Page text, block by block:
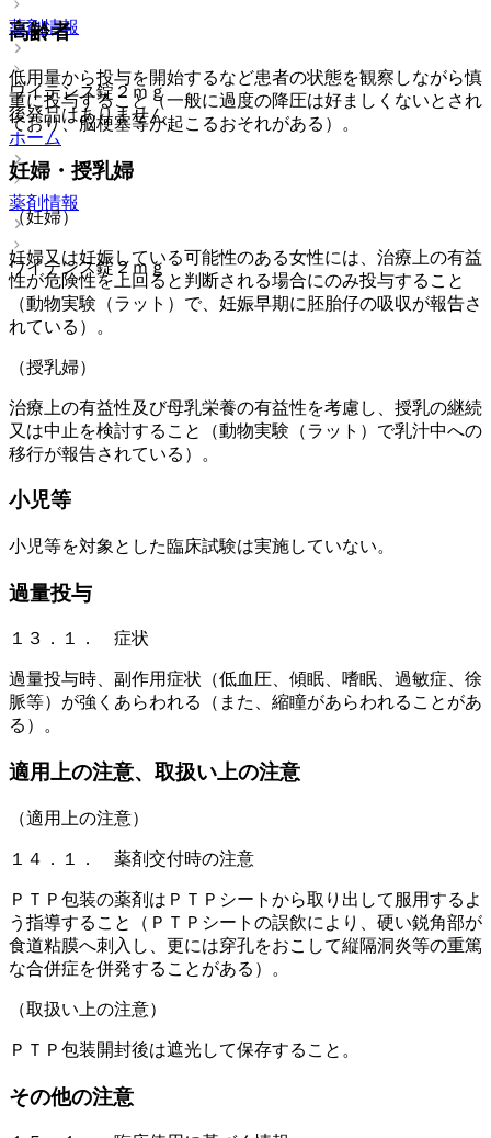
薬剤情報
ワイテンス錠２ｍｇ
後発品はありません
ホーム
薬剤情報
ワイテンス錠２ｍｇ
高齢者
低用量から投与を開始するなど患者の状態を観察しながら慎
重に投与すること（一般に過度の降圧は好ましくないとされ
ており、脳梗塞等が起こるおそれがある）。
妊婦・授乳婦
（妊婦）
妊婦又は妊娠している可能性のある女性には、治療上の有益
性が危険性を上回ると判断される場合にのみ投与すること
（動物実験（ラット）で、妊娠早期に胚胎仔の吸収が報告さ
れている）。
（授乳婦）
治療上の有益性及び母乳栄養の有益性を考慮し、授乳の継続
又は中止を検討すること（動物実験（ラット）で乳汁中への
移行が報告されている）。
小児等
小児等を対象とした臨床試験は実施していない。
過量投与
１３．１． 症状
過量投与時、副作用症状（低血圧、傾眠、嗜眠、過敏症、徐
脈等）が強くあらわれる（また、縮瞳があらわれることがあ
る）。
適用上の注意、取扱い上の注意
（適用上の注意）
１４．１． 薬剤交付時の注意
ＰＴＰ包装の薬剤はＰＴＰシートから取り出して服用するよ
う指導すること（ＰＴＰシートの誤飲により、硬い鋭角部が
食道粘膜へ刺入し、更には穿孔をおこして縦隔洞炎等の重篤
な合併症を併発することがある）。
（取扱い上の注意）
ＰＴＰ包装開封後は遮光して保存すること。
その他の注意